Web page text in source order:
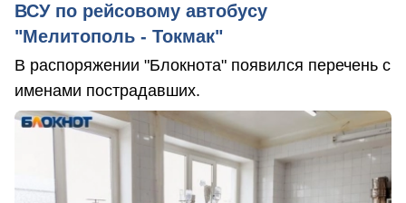
ВСУ по рейсовому автобусу
"Мелитополь - Токмак"
В распоряжении "Блокнота" появился перечень с
именами пострадавших.